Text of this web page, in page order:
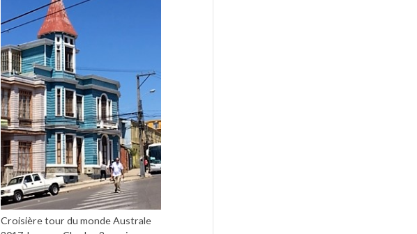
Croisière tour du monde Australe